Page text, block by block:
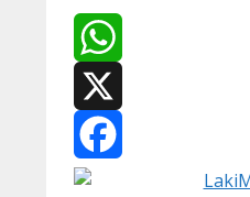
WhatsApp
X
Facebook